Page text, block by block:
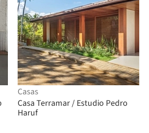
Casas
Casa Terramar / Estudio Pedro
Haruf